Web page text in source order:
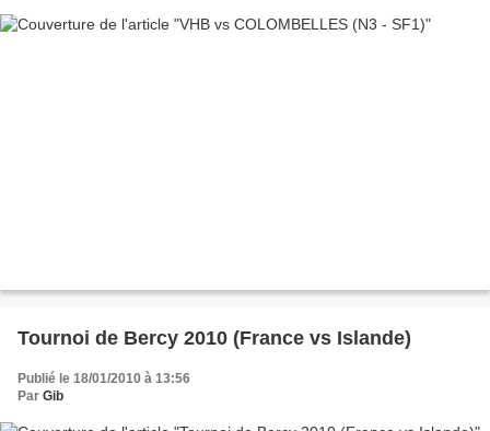
Tournoi de Bercy 2010 (France vs Islande)
Publié le 18/01/2010 à 13:56
Par Gib